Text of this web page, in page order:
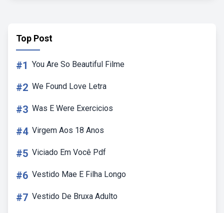
Top Post
#1 You Are So Beautiful Filme
#2 We Found Love Letra
#3 Was E Were Exercicios
#4 Virgem Aos 18 Anos
#5 Viciado Em Você Pdf
#6 Vestido Mae E Filha Longo
#7 Vestido De Bruxa Adulto